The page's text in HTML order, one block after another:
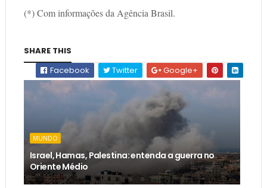
(*) Com informações da Agência Brasil.
SHARE THIS
Facebook
Twitter Google+
MUNDO
Israel, Hamas, Palestina: entenda a guerra no
Oriente Médio